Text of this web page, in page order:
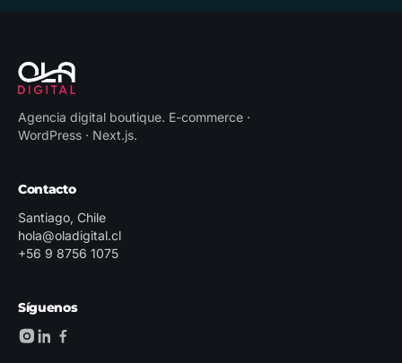
Agencia digital boutique. E-commerce ·
WordPress · Next.js.
Contacto
Santiago, Chile
hola@oladigital.cl
+56 9 8756 1075
Síguenos